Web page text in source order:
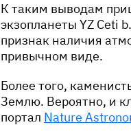
К таким выводам
экзопланеты YZ Ceti
признак наличия
привычном виде.
Более того,
Землю. Вероятно, и
портал Nature